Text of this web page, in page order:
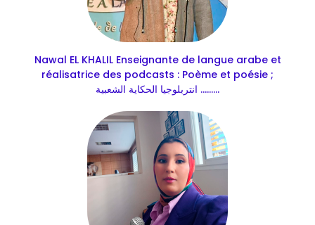
Nawal EL KHALIL Enseignante de langue arabe et
réalisatrice des podcasts : Poème et poésie ;
انتربلوجيا الحكاية الشعبية .........